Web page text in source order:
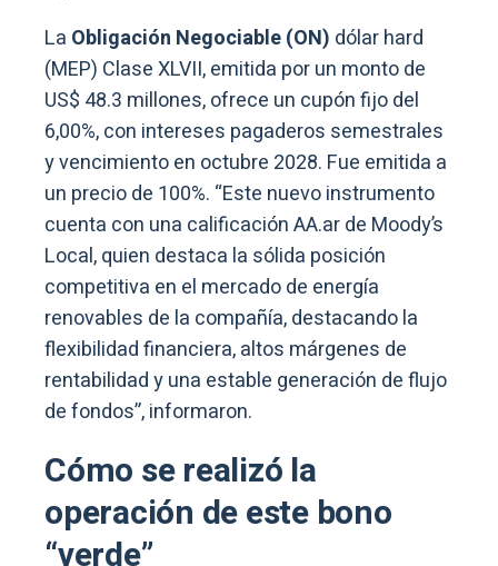
La Obligación Negociable (ON) dólar hard
(MEP) Clase XLVII, emitida por un monto de
US$ 48.3 millones, ofrece un cupón fijo del
6,00%, con intereses pagaderos semestrales
y vencimiento en octubre 2028. Fue emitida a
un precio de 100%. “Este nuevo instrumento
cuenta con una calificación AA.ar de Moody’s
Local, quien destaca la sólida posición
competitiva en el mercado de energía
renovables de la compañía, destacando la
flexibilidad financiera, altos márgenes de
rentabilidad y una estable generación de flujo
de fondos”, informaron.
Cómo se realizó la
operación de este bono